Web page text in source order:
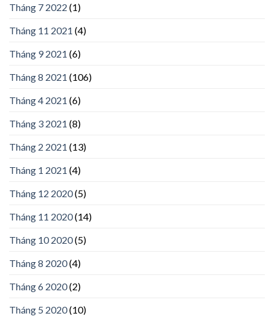
Tháng 7 2022 (1)
Tháng 11 2021 (4)
Tháng 9 2021 (6)
Tháng 8 2021 (106)
Tháng 4 2021 (6)
Tháng 3 2021 (8)
Tháng 2 2021 (13)
Tháng 1 2021 (4)
Tháng 12 2020(5)
Tháng 11 2020(14)
Tháng 10 2020(5)
Tháng 8 2020(4)
Tháng 6 2020(2)
Tháng 5 2020(10)